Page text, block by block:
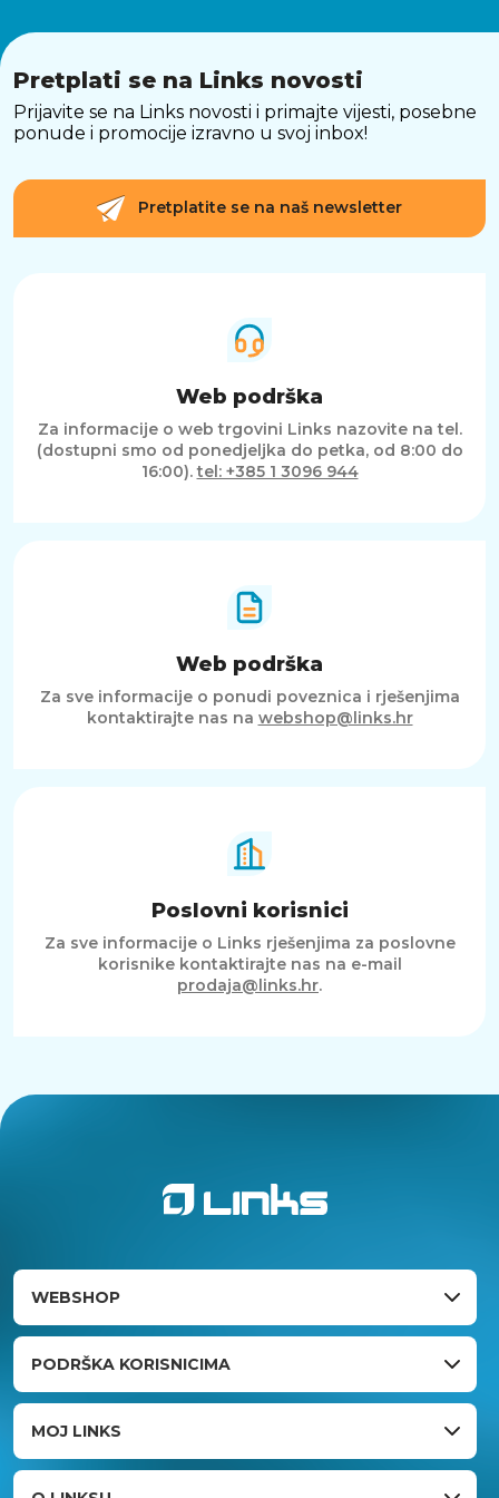
Pretplati se na Links novosti
Prijavite se na Links novosti i primajte vijesti, posebne
ponude i promocije izravno u svoj inbox!
Pretplatite se na naš newsletter
Web podrška
Za informacije o web trgovini Links nazovite na tel.
(dostupni smo od ponedjeljka do petka, od 8:00 do
16:00).tel: +385 1 3096 944
Web podrška
Za sve informacije o ponudi poveznica i rješenjima
kontaktirajte nas na webshop@links.hr
Poslovni korisnici
Za sve informacije o Links rješenjima za poslovne
korisnike kontaktirajte nas na e-mail
prodaja@links.hr.
WEBSHOP
PODRŠKA KORISNICIMA
MOJ LINKS